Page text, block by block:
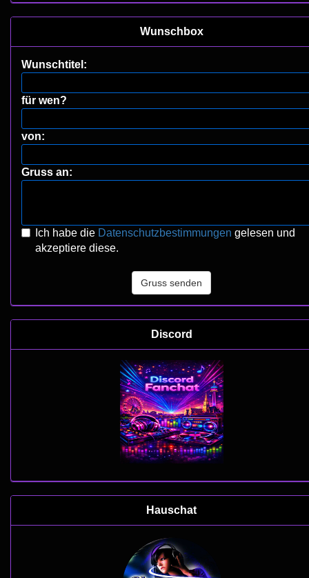
Wunschbox
Wunschtitel:
für wen?
von:
Gruss an:
Ich habe die Datenschutzbestimmungen gelesen und
akzeptiere diese.
Gruss senden
Discord
Hauschat